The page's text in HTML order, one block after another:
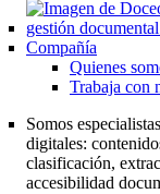
Compañía
Quienes
Trabaja con
Somos
digitales:
clasificación,
accesibilidad